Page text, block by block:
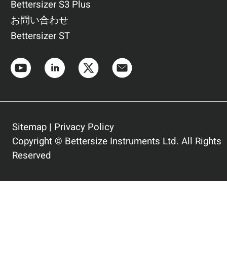
Bettersizer S3 Plus
お問い合わせ
Bettersizer ST
Sitemap | Privacy Policy
Copyright © Bettersize Instruments Ltd. All Rights
Reserved